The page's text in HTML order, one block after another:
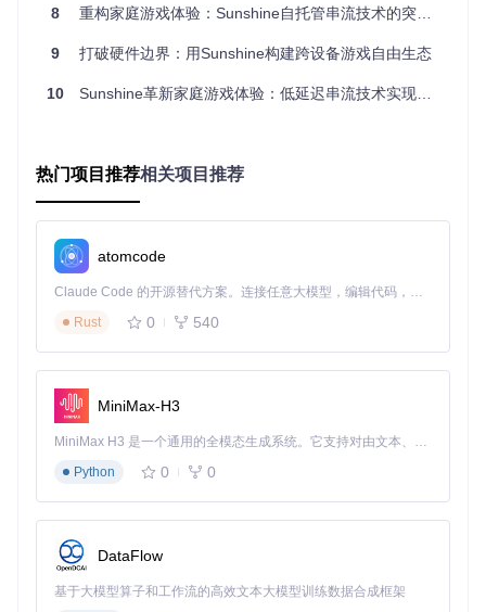
抖动等参数的详细报告，为后续编码参数配置提供数据基础。
弹性部署方案：从家庭网络到专业服务器
统用户可通过PowerShell执行服务安装脚本：
安装完成后，服务将自动配置防火墙规则并设置开机启动。W
eb控制台默认监听8080端口，通过
Linux家庭用户推荐使用Flatpak安装：
flatpak install flathub dev.lizardbyte.app.Sunshine
Flatpak包已预配置PipeWire音频捕获和Wayland权限，无需额
外设置即可实现系统级深度整合。对于搭载NVIDIA显卡的设
备，建议安装专有的Flatpak运行时以获得完整硬件加速支
持。
8 重构家庭游戏体验：Sunshine自托管串流技术的突破性实践
9 打破硬件边界：用Sunshine构建跨设备游戏自由生态
10 Sunshine革新家庭游戏体验：低延迟串流技术实现跨设备自由
热门项目推荐相关项目推荐
atomcode
Claude Code 的开源替代方案。连接任意大模型，编辑代码，运行命令，自动验证 — 全自动执行。用 Rust 构建，极致性能。 ｜ An open-source alternative to Claude Code. Connect any LLM, edit code, run commands, and verify changes — autonomously. Built in Rust for speed. Get Started
Rust
0 540
MiniMax-H3
MiniMax H3 是一个通用的全模态生成系统。它支持对由文本、图像、视频和音频组成的多模态上下文进行统一理解，并能生成分辨率高达 2K、时长可达 15 秒的带原生立体声音频的视频。得益于面向任务泛化的系统设计，H3 在预训练阶段就已具备广泛的多模态上下文理解与生成能力，能够出色地执行复杂的多模态指令。
Python
0 0
DataFlow
基于大模型算子和工作流的高效文本大模型训练数据合成框架